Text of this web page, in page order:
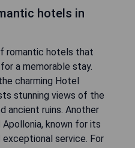
hotels in
romantic hotels that
a memorable stay.
charming Hotel
stunning views of the
ancient ruins. Another
known for its
service. For